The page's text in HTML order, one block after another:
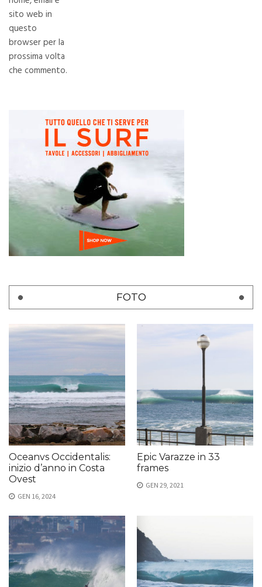
sito web in
questo
browser per la
prossima volta
che commento.
FOTO
Oceanvs Occidentalis:
inizio d’anno in Costa
Ovest
GEN 16, 2024
Epic Varazze in 33
frames
GEN 29, 2021